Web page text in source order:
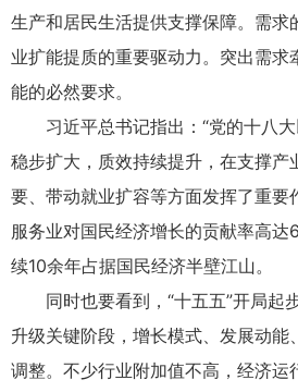
生产和居民生活提供支撑保障。需求
业扩能提质的重要驱动力。突出需求
能的必然要求。
习近平总书记指出：“党的十八
稳步扩大，质效持续提升，在支撑产
要、带动就业扩容等方面发挥了重要
服务业对国民经济增长的贡献率高达
续10余年占据国民经济半壁江山。
同时也要看到，“十五五”开局起
升级关键阶段，增长模式、发展动能
调整。不少行业附加值不高，经济运